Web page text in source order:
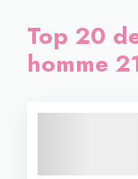
Top 20
homme